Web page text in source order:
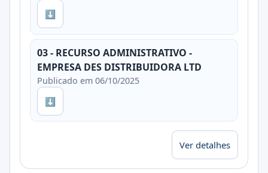
⬇
03 - RECURSO ADMINISTRATIVO -
EMPRESA DES DISTRIBUIDORA LTD
Publicado em 06/10/2025
⬇
Ver detalhes